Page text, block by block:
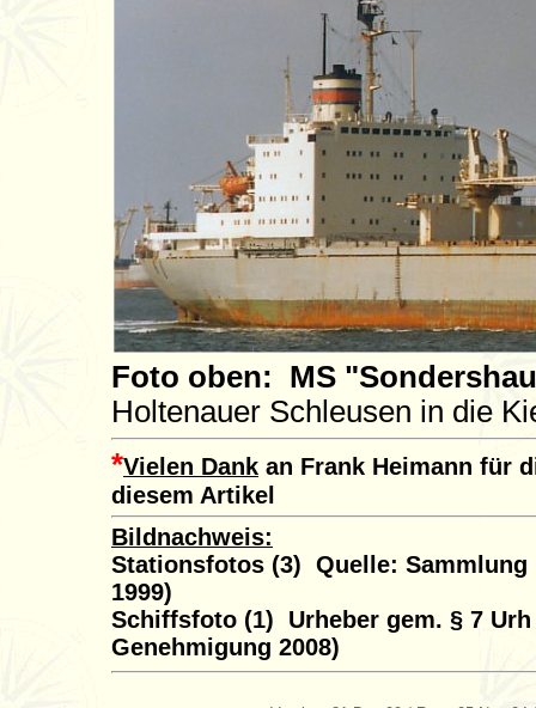
Foto oben: MS
Holtenauer Schleusen in die
*Vielen Dank an Frank Heimann für
diesem Artikel
Bildnachweis:
Stationsfotos (3) Quelle:
1999)
Schiffsfoto (1) Urheber gem. § 7
Genehmigung 2008)